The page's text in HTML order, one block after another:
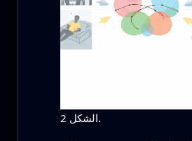
الشكل 2.